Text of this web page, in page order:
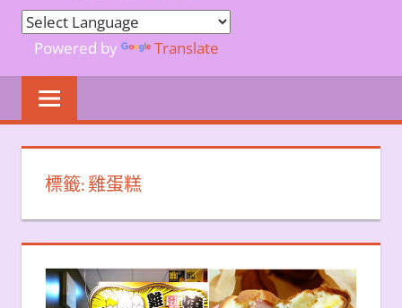
Powered by Translate
標籤:雞蛋糕